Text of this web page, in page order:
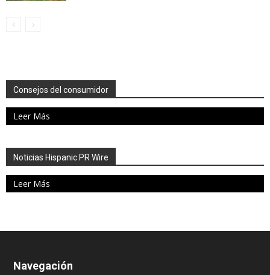
Consejos del consumidor
Leer Más
Noticias Hispanic PR Wire
Leer Más
Navegación